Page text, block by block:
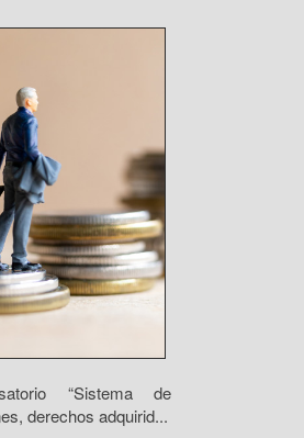
“Sistema de
derechos adquirid...